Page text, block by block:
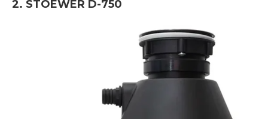
2. STOEWER D-750